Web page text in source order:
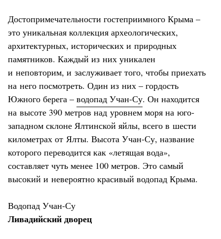
Достопримечательности гостеприимного Крыма –
это уникальная коллекция археологических,
архитектурных, исторических и природных
памятников. Каждый из них уникален
и неповторим, и заслуживает того, чтобы приехать
на него посмотреть. Один из них – гордость
Южного берега – водопад Учан-Су. Он находится
на высоте 390 метров над уровнем моря на юго-
западном склоне Ялтинской яйлы, всего в шести
километрах от Ялты. Высота Учан-Су, название
которого переводится как «летящая вода»,
составляет чуть менее 100 метров. Это самый
высокий и невероятно красивый водопад Крыма.
Водопад Учан-Су
Ливадийский дворец